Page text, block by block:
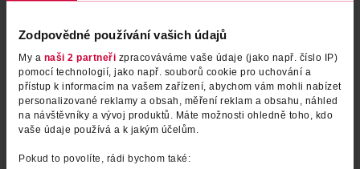
Zodpovědné používání vašich údajů
My a naši 2 partneři zpracováváme vaše údaje (jako např. číslo IP)
pomocí technologií, jako např. souborů cookie pro uchování a
přístup k informacím na vašem zařízení, abychom vám mohli nabízet
personalizované reklamy a obsah, měření reklam a obsahu, náhled
na návštěvníky a vývoj produktů. Máte možnosti ohledně toho, kdo
vaše údaje používá a k jakým účelům.
Pokud to povolíte, rádi bychom také: